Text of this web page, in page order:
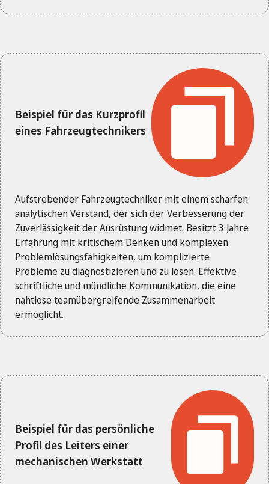
Beispiel für das Kurzprofil
eines Fahrzeugtechnikers
Aufstrebender Fahrzeugtechniker mit einem scharfen
analytischen Verstand, der sich der Verbesserung der
Zuverlässigkeit der Ausrüstung widmet. Besitzt 3 Jahre
Erfahrung mit kritischem Denken und komplexen
Problemlösungsfähigkeiten, um komplizierte
Probleme zu diagnostizieren und zu lösen. Effektive
schriftliche und mündliche Kommunikation, die eine
nahtlose teamübergreifende Zusammenarbeit
ermöglicht.
Beispiel für das persönliche
Profil des Leiters einer
mechanischen Werkstatt